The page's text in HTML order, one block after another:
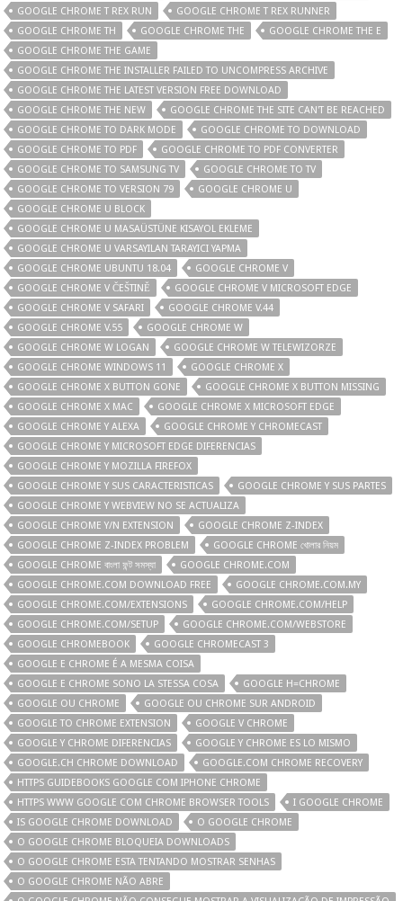
GOOGLE CHROME T REX RUN
GOOGLE CHROME T REX RUNNER
GOOGLE CHROME TH
GOOGLE CHROME THE
GOOGLE CHROME THE E
GOOGLE CHROME THE GAME
GOOGLE CHROME THE INSTALLER FAILED TO UNCOMPRESS ARCHIVE
GOOGLE CHROME THE LATEST VERSION FREE DOWNLOAD
GOOGLE CHROME THE NEW
GOOGLE CHROME THE SITE CAN'T BE REACHED
GOOGLE CHROME TO DARK MODE
GOOGLE CHROME TO DOWNLOAD
GOOGLE CHROME TO PDF
GOOGLE CHROME TO PDF CONVERTER
GOOGLE CHROME TO SAMSUNG TV
GOOGLE CHROME TO TV
GOOGLE CHROME TO VERSION 79
GOOGLE CHROME U
GOOGLE CHROME U BLOCK
GOOGLE CHROME U MASAÜSTÜNE KISAYOL EKLEME
GOOGLE CHROME U VARSAYILAN TARAYICI YAPMA
GOOGLE CHROME UBUNTU 18.04
GOOGLE CHROME V
GOOGLE CHROME V ČEŠTINĚ
GOOGLE CHROME V MICROSOFT EDGE
GOOGLE CHROME V SAFARI
GOOGLE CHROME V.44
GOOGLE CHROME V.55
GOOGLE CHROME W
GOOGLE CHROME W LOGAN
GOOGLE CHROME W TELEWIZORZE
GOOGLE CHROME WINDOWS 11
GOOGLE CHROME X
GOOGLE CHROME X BUTTON GONE
GOOGLE CHROME X BUTTON MISSING
GOOGLE CHROME X MAC
GOOGLE CHROME X MICROSOFT EDGE
GOOGLE CHROME Y ALEXA
GOOGLE CHROME Y CHROMECAST
GOOGLE CHROME Y MICROSOFT EDGE DIFERENCIAS
GOOGLE CHROME Y MOZILLA FIREFOX
GOOGLE CHROME Y SUS CARACTERISTICAS
GOOGLE CHROME Y SUS PARTES
GOOGLE CHROME Y WEBVIEW NO SE ACTUALIZA
GOOGLE CHROME Y/N EXTENSION
GOOGLE CHROME Z-INDEX
GOOGLE CHROME Z-INDEX PROBLEM
GOOGLE CHROME খোলার নিয়ম
GOOGLE CHROME বাংলা ফন্ট সমস্যা
GOOGLE CHROME.COM
GOOGLE CHROME.COM DOWNLOAD FREE
GOOGLE CHROME.COM.MY
GOOGLE CHROME.COM/EXTENSIONS
GOOGLE CHROME.COM/HELP
GOOGLE CHROME.COM/SETUP
GOOGLE CHROME.COM/WEBSTORE
GOOGLE CHROMEBOOK
GOOGLE CHROMECAST 3
GOOGLE E CHROME É A MESMA COISA
GOOGLE E CHROME SONO LA STESSA COSA
GOOGLE H=CHROME
GOOGLE OU CHROME
GOOGLE OU CHROME SUR ANDROID
GOOGLE TO CHROME EXTENSION
GOOGLE V CHROME
GOOGLE Y CHROME DIFERENCIAS
GOOGLE Y CHROME ES LO MISMO
GOOGLE.CH CHROME DOWNLOAD
GOOGLE.COM CHROME RECOVERY
HTTPS GUIDEBOOKS GOOGLE COM IPHONE CHROME
HTTPS WWW GOOGLE COM CHROME BROWSER TOOLS
I GOOGLE CHROME
IS GOOGLE CHROME DOWNLOAD
O GOOGLE CHROME
O GOOGLE CHROME BLOQUEIA DOWNLOADS
O GOOGLE CHROME ESTA TENTANDO MOSTRAR SENHAS
O GOOGLE CHROME NÃO ABRE